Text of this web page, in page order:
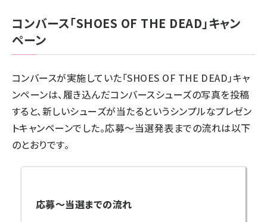
コンバース「SHOES OF THE DEAD」キャン
ペーン
コンバースが実施していた「SHOES OF THE DEAD」キャ
ンペーンは、履き込んだコンバースシューズの写真を投稿
すると、新しいシューズが当たるというシンプルなプレゼン
トキャンペーンでした。応募～当選発表までの流れは以下
のとおりです。
応募～当選までの流れ